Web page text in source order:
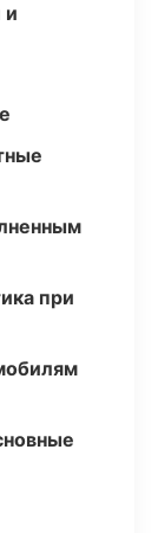
и
при